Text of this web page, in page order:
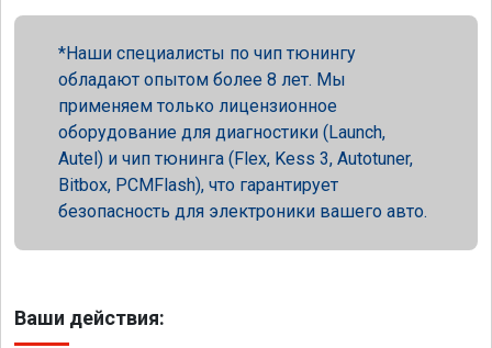
Наши специалисты по чип тюнингу
обладают опытом более 8 лет. Мы
применяем только лицензионное
оборудование для диагностики (Launch,
Autel) и чип тюнинга (Flex, Kess 3, Autotuner,
Bitbox, PCMFlash), что гарантирует
безопасность для электроники вашего авто.
Ваши действия: